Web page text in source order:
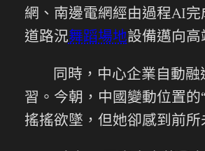
網、南邊電網經由過程AI
道路況舞蹈場地設備邁向高
同時，中心企業自動
習。今朝，中國變動位置
搖搖欲墜，但她卻感到前